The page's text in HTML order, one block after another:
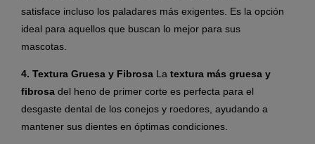
satisface incluso los paladares más exigentes. Es la opción
ideal para aquellos que buscan lo mejor para sus
mascotas.
4. Textura Gruesa y Fibrosa La textura más gruesa y
fibrosa del heno de primer corte es perfecta para el
desgaste dental de los conejos y roedores, ayudando a
mantener sus dientes en óptimas condiciones.